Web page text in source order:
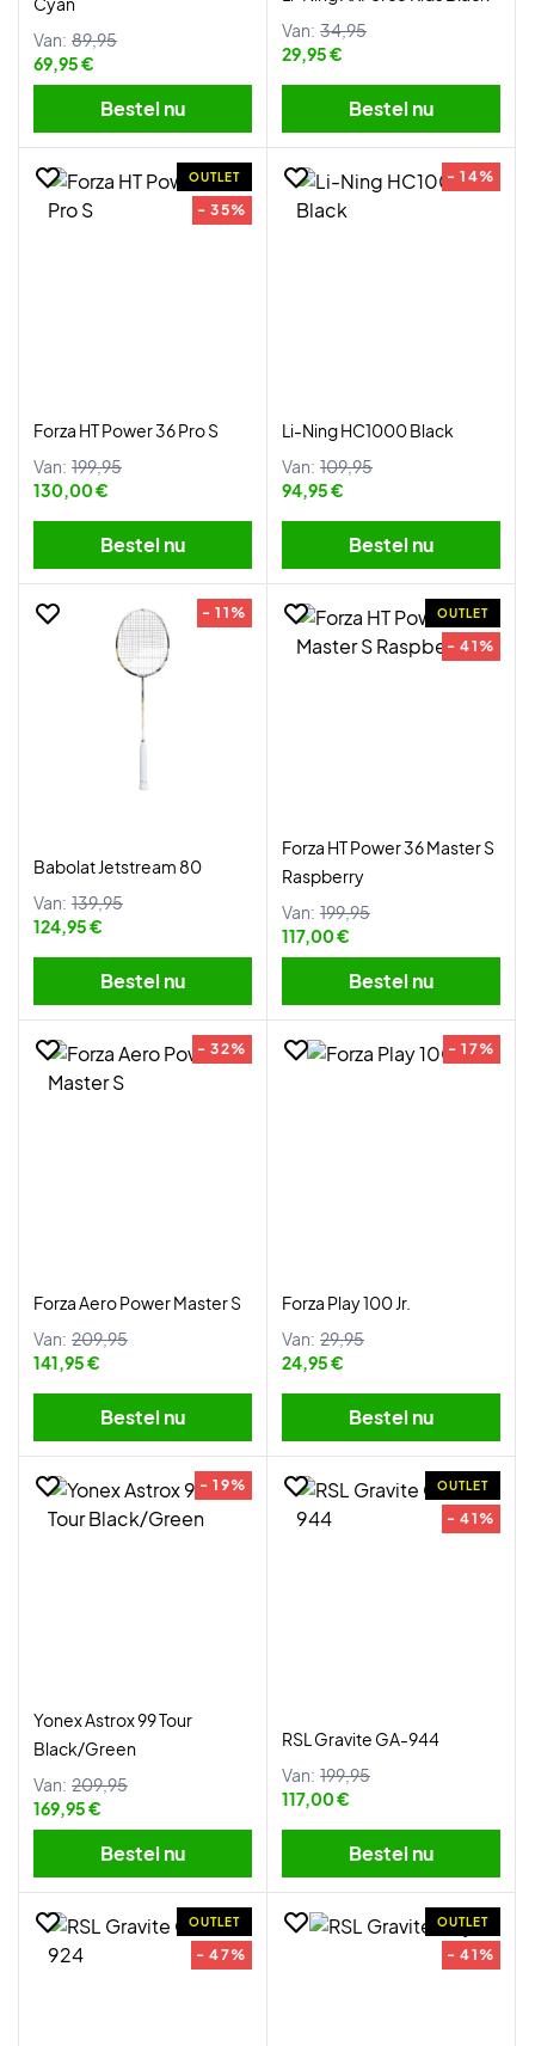
Van: 89,95
69,95 €
Bestel nu
Van: 34,95
29,95 €
Bestel nu
OUTLET
- 35%
Forza HT Power 36 Pro S
Van: 199,95
130,00 €
Bestel nu
- 14%
Li-Ning HC1000 Black
Van: 109,95
94,95 €
Bestel nu
- 11%
Babolat Jetstream 80
Van: 139,95
124,95 €
Bestel nu
OUTLET
- 41%
Forza HT Power 36 Master S
Raspberry
Van: 199,95
117,00 €
Bestel nu
- 32%
Forza Aero Power Master S
Van: 209,95
141,95 €
Bestel nu
- 17%
Forza Play 100 Jr.
Van: 29,95
24,95 €
Bestel nu
- 19%
Yonex Astrox 99 Tour
Black/Green
Van: 209,95
169,95 €
Bestel nu
OUTLET
- 41%
RSL Gravite GA-944
Van: 199,95
117,00 €
Bestel nu
OUTLET
- 47%
OUTLET
- 41%